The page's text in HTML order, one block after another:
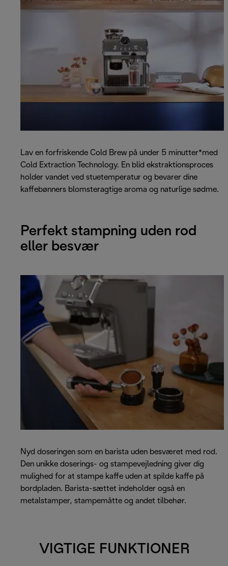
Lav en forfriskende Cold Brew på under 5 minutter*med
Cold Extraction Technology. En blid ekstraktionsproces
holder vandet ved stuetemperatur og bevarer dine
kaffebønners blomsteragtige aroma og naturlige sødme.
Perfekt stampning uden rod
eller besvær
Nyd doseringen som en barista uden besværet med rod.
Den unikke doserings- og stampevejledning giver dig
mulighed for at stampe kaffe uden at spilde kaffe på
bordpladen. Barista-sættet indeholder også en
metalstamper, stampemåtte og andet tilbehør.
VIGTIGE FUNKTIONER